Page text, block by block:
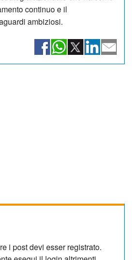
continuo e il
ambiziosi.
i post devi esser registrato.